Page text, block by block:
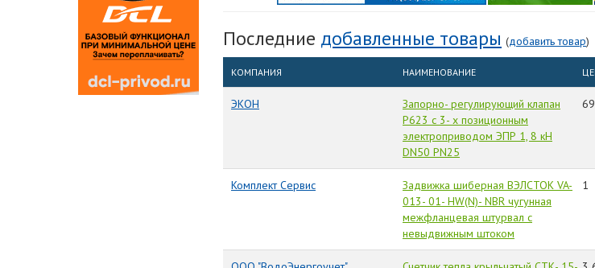
Последние добавленные товары (добавить товар)
КОМПАНИЯ НАИМЕНОВАНИЕ
ЭКОН
Запорно- регулирующий клапан
Р623 с 3- х позиционным
электроприводом ЭПР 1, 8 кН
DN50 PN25
Комплект Сервис
Задвижка шиберная ВЭЛСТОК VA-
013- 01- HW(N)- NBR чугунная
межфланцевая штурвал с
невыдвижным штоком
1